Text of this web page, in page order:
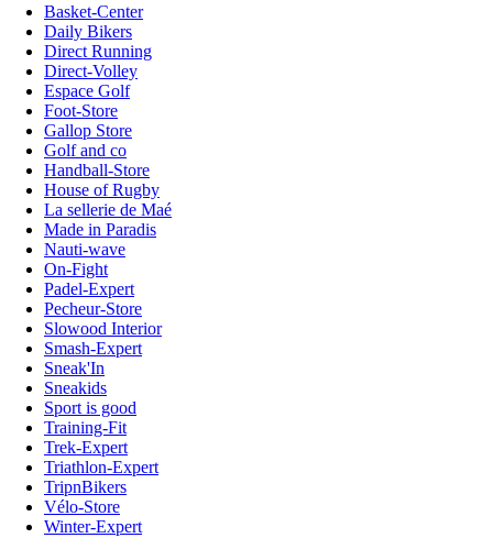
Basket-Center
Daily Bikers
Direct Running
Direct-Volley
Espace Golf
Foot-Store
Gallop Store
Golf and co
Handball-Store
House of Rugby
La sellerie de Maé
Made in Paradis
Nauti-wave
On-Fight
Padel-Expert
Pecheur-Store
Slowood Interior
Smash-Expert
Sneak'In
Sneakids
Sport is good
Training-Fit
Trek-Expert
Triathlon-Expert
TripnBikers
Vélo-Store
Winter-Expert